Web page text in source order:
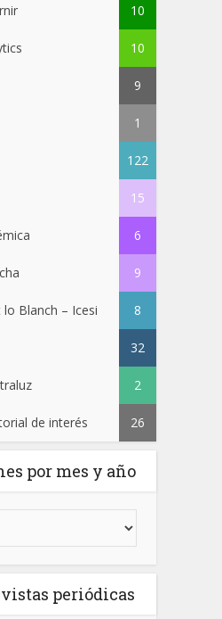
10
10
9
1
122
15
6
9
Blanch – Icesi 8
32
2
de interés 26
por mes y año
periódicas